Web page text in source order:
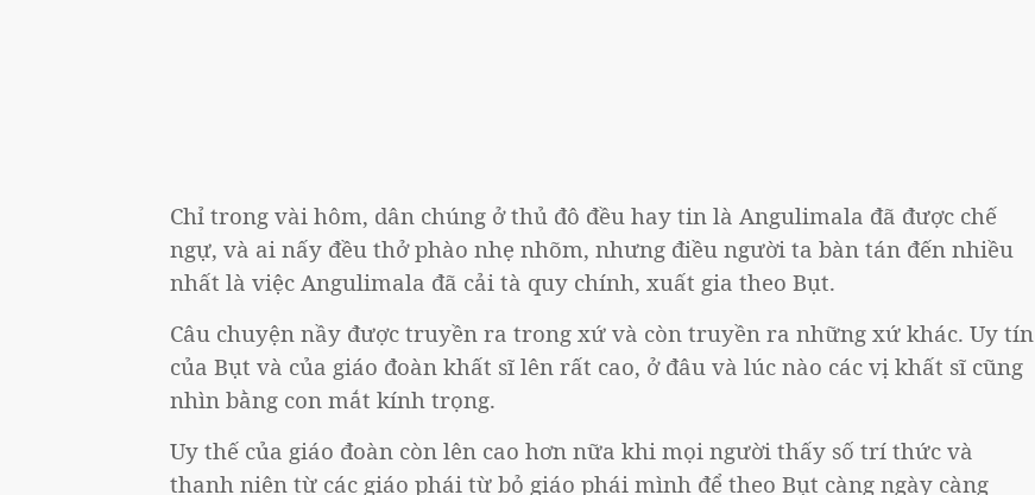
Chỉ trong vài hôm, dân chúng ở thủ đô đều hay tin là Angulimala đã được chế
ngự, và ai nấy đều thở phào nhẹ nhõm, nhưng điều người ta bàn tán đến nhiều
nhất là việc Angulimala đã cải tà quy chính, xuất gia theo Bụt.
Câu chuyện nầy được truyền ra trong xứ và còn truyền ra những xứ khác. Uy tín
của Bụt và của giáo đoàn khất sĩ lên rất cao, ở đâu và lúc nào các vị khất sĩ cũng
nhìn bằng con mắt kính trọng.
Uy thế của giáo đoàn còn lên cao hơn nữa khi mọi người thấy số trí thức và
thanh niên từ các giáo phái từ bỏ giáo phái mình để theo Bụt càng ngày càng